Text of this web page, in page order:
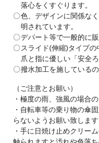
落心をくすぐります。
色、デザインに関係な
明されています。
デパート等で一般的に
スライド(伸縮)タイプ
爪と指に優しい「安全
撥水加工を施している
（ご注意とお願い）
・極度の雨、強風の場合
・自転車等の乗り物の傘
らないようお願い致します
・手に日焼け止めクリー